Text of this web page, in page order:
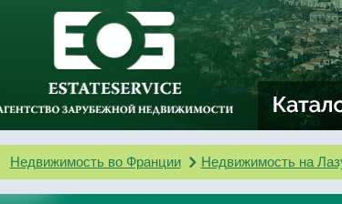
Недвижимость во Франции Недвижимость на